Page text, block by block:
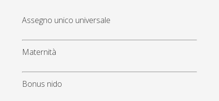
Assegno unico universale
Maternità
Bonus nido